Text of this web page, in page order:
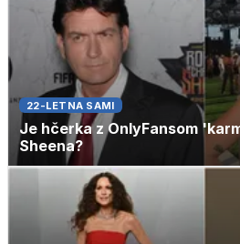
22-LETNA SAMI
Je hčerka z OnlyFansom
Sheena?